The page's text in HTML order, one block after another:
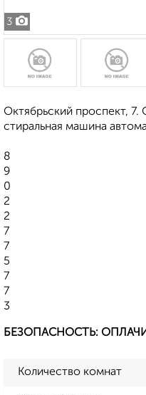
3
Октябрьский проспект, 7.
стиральная машина
8
9
0
2
2
7
7
5
7
7
3
БЕЗОПАСНОСТЬ:
Количество комнат